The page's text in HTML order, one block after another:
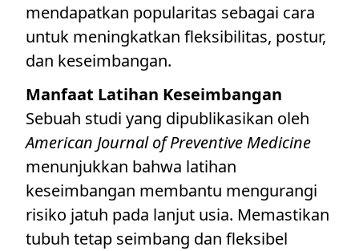
mendapatkan popularitas sebagai cara
untuk meningkatkan fleksibilitas, postur,
dan keseimbangan.
Manfaat Latihan Keseimbangan
Sebuah studi yang dipublikasikan oleh
American Journal of Preventive Medicine
menunjukkan bahwa latihan
keseimbangan membantu mengurangi
risiko jatuh pada lanjut usia. Memastikan
tubuh tetap seimbang dan fleksibel